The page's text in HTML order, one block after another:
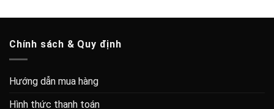
Chính sách & Quy định
Hướng dẫn mua hàng
Hình thức thanh toán